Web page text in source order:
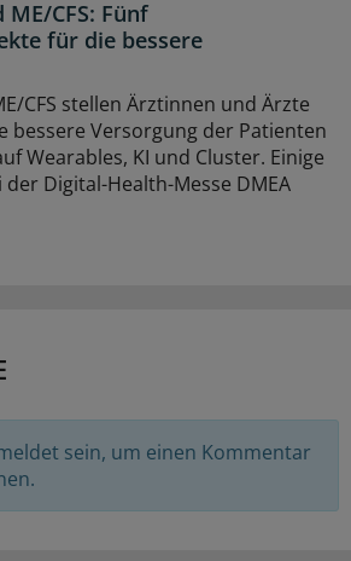
ME/CFS: Fünf
für die bessere
CFS stellen Ärztinnen und Ärzte
bessere Versorgung der Patienten
Wearables, KI und Cluster. Einige
Digital-Health-Messe DMEA
sein, um einen Kommentar